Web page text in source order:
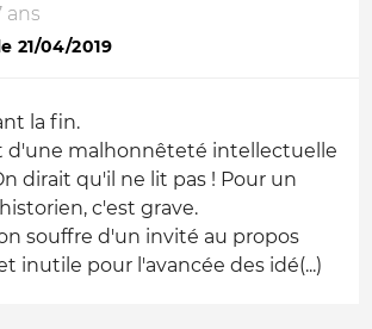
ans
21/04/2019
la fin.
d'une malhonnêteté intellectuelle
dirait qu'il ne lit pas ! Pour un
c'est grave.
souffre d'un invité au propos
inutile pour l'avancée des idé(...)